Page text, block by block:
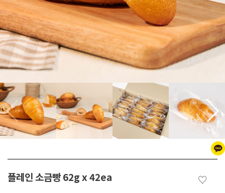
플레인 소금빵 62g x 42ea ♡